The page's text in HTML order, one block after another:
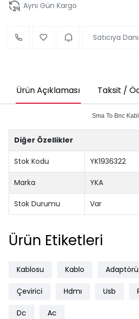
Aynı Gün Kargo
Satıcıya
Ürün Açıklaması Taksit /
Sma To Bnc
Diğer Özellikler
Stok Kodu YK1936322
Marka YKA
Stok Durumu Var
Ürün Etiketleri
Kablosu Kablo Adaptörü
Çevirici Hdmı Usb
Dc Ac